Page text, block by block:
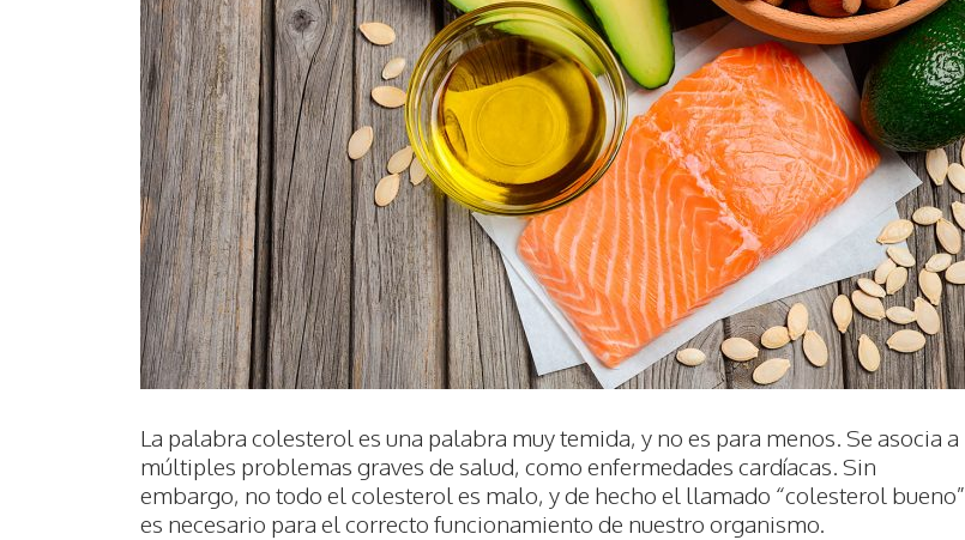
La palabra colesterol es una palabra muy temida, y no es para menos. Se asocia a
múltiples problemas graves de salud, como enfermedades cardíacas. Sin
embargo, no todo el colesterol es malo, y de hecho el llamado “colesterol bueno”
es necesario para el correcto funcionamiento de nuestro organismo.